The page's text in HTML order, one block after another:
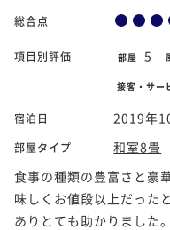
総合点
項目別評価 部屋 5
接客・サー
宿泊日 2019年
部屋タイプ
和室8畳
食事の種類の豊富さと豪
味しくお値段以上だった
ありとても助かりました